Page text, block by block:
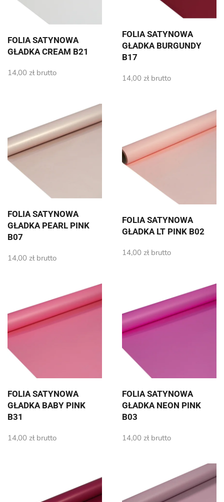
FOLIA SATYNOWA
GŁADKA CREAM B21
14,00 złbrutto
FOLIA SATYNOWA
GŁADKA BURGUNDY
B17
14,00 złbrutto
FOLIA SATYNOWA
GŁADKA PEARL PINK
B07
14,00 złbrutto
FOLIA SATYNOWA
GŁADKA LT PINK B02
14,00 złbrutto
FOLIA SATYNOWA
GŁADKA BABY PINK
B31
14,00 złbrutto
FOLIA SATYNOWA
GŁADKA NEON PINK
B03
14,00 złbrutto